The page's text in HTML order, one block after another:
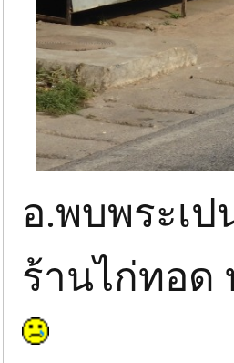
อ.พบพระเ
ร้านไก่ทอด